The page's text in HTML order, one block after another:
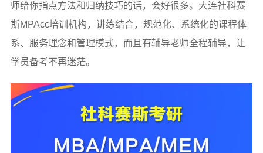
师给你指点方法和归纳技巧的话，会好很多。大连社科赛
斯MPAcc培训机构，讲练结合，规范化、系统化的课程体
系、服务理念和管理模式，而且有辅导老师全程辅导，让
学员备考不再迷茫。